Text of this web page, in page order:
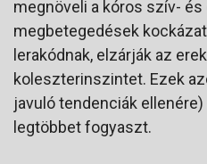
megnöveli a kóros szív-
megbetegedések
lerakódnak, elzárják az
koleszterinszintet. Ezek
javuló tendenciák
legtöbbet fogyaszt.